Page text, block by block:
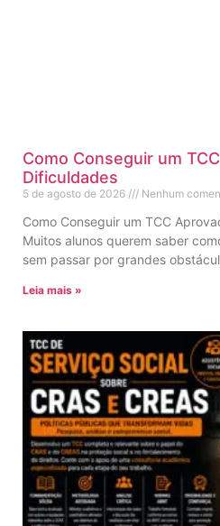
Como Conseguir um
Dificuldades
5 de agosto de 2026 Nenhum
Como Conseguir um TCC
Muitos alunos querem saber
sem passar por grandes
Leia mais »